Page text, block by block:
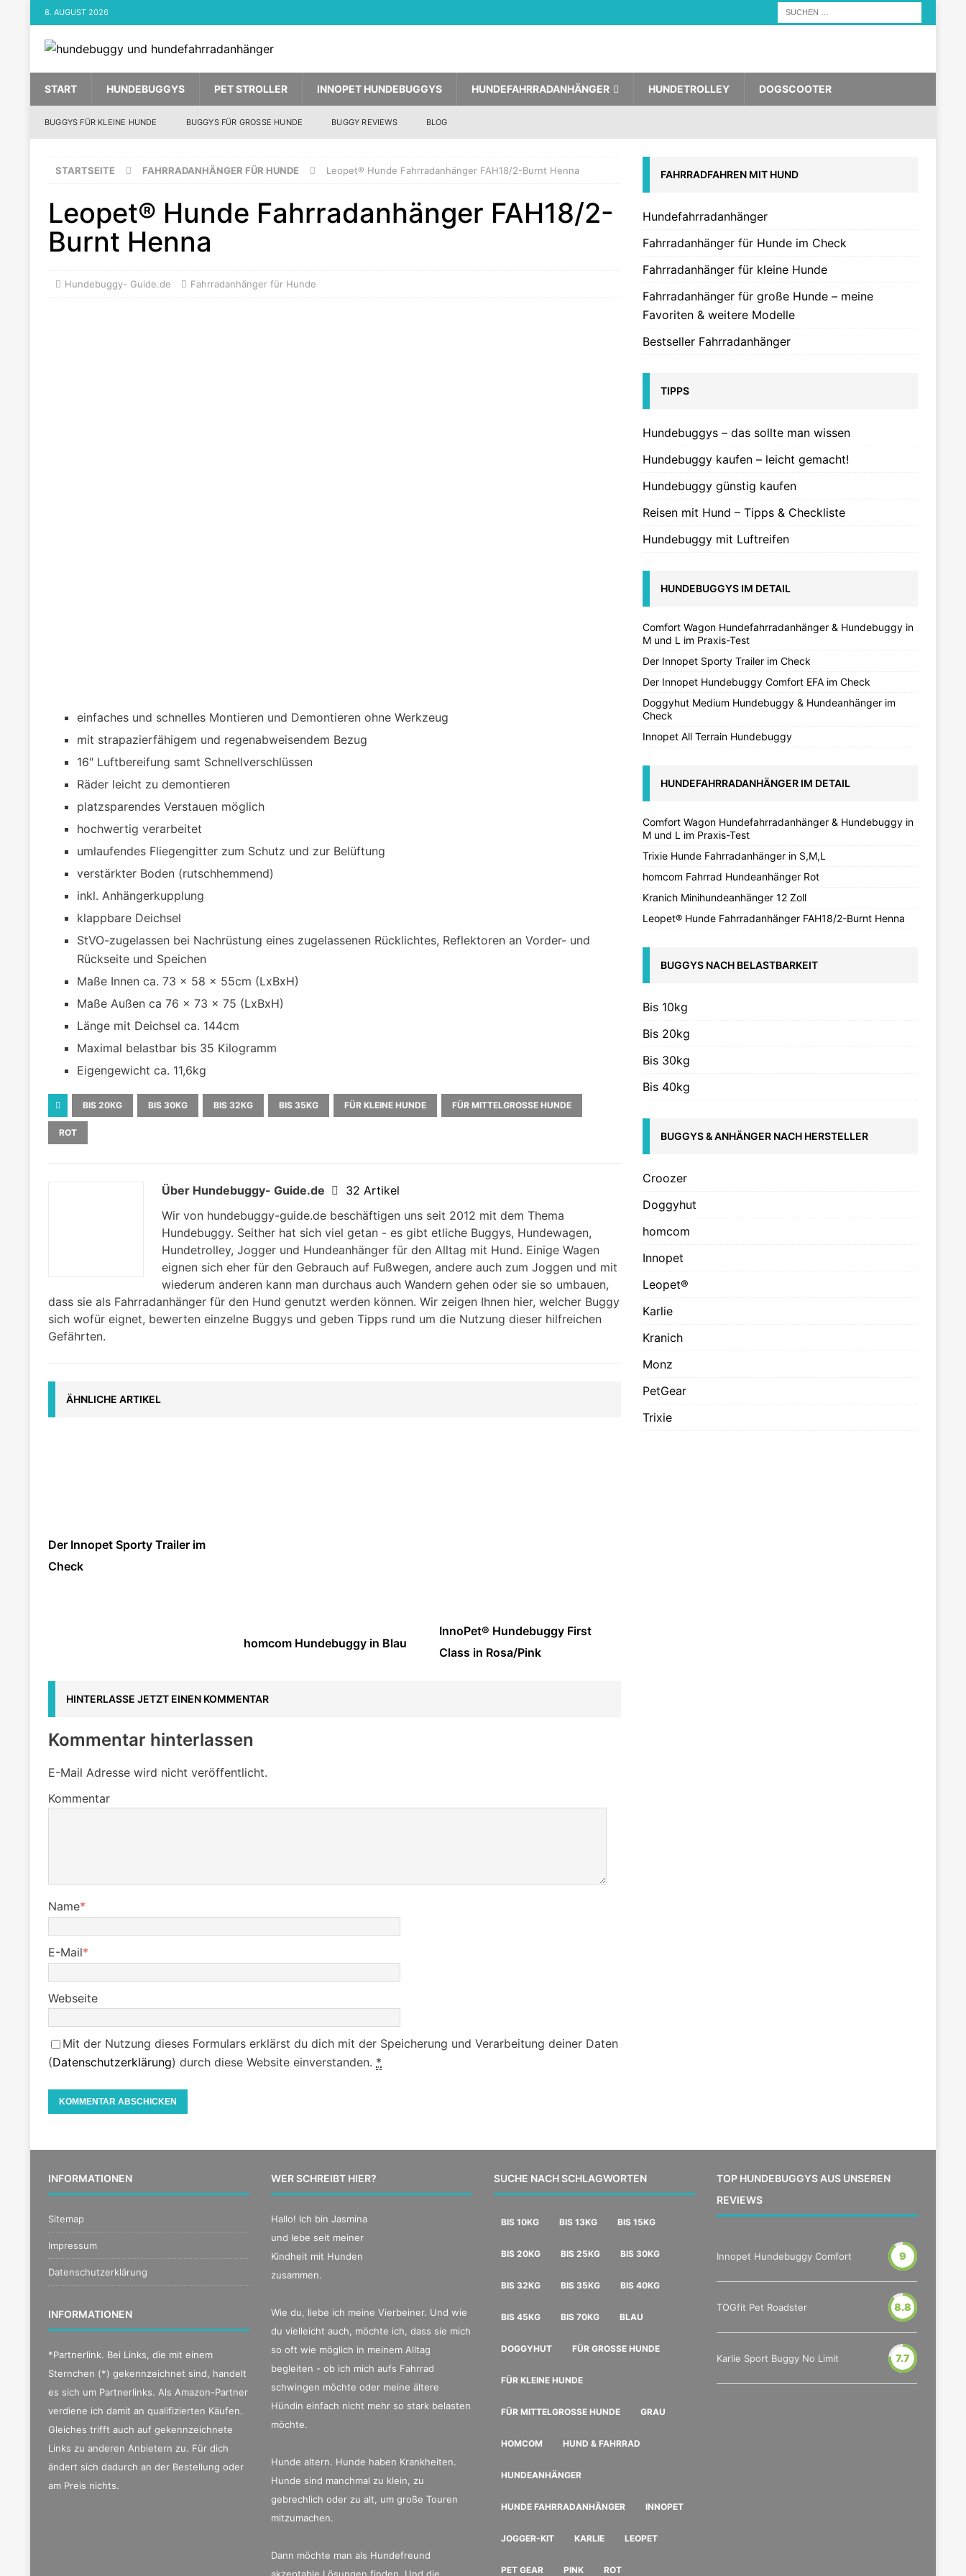
8. AUGUST 2026
START HUNDEBUGGYS PET STROLLER INNOPET HUNDEBUGGYS HUNDEFAHRRADANHÄNGER HUNDETROLLEY DOGSCOOTER
BUGGYS FÜR KLEINE HUNDE BUGGYS FÜR GROSSE HUNDE BUGGY REVIEWS BLOG
STARTSEITE FAHRRADANHÄNGER FÜR HUNDE Leopet® Hunde Fahrradanhänger FAH18/2-Burnt Henna
Leopet® Hunde Fahrradanhänger FAH18/2-
Burnt Henna
Hundebuggy- Guide.de Fahrradanhänger für Hunde
einfaches und schnelles Montieren und Demontieren ohne Werkzeug
mit strapazierfähigem und regenabweisendem Bezug
16″ Luftbereifung samt Schnellverschlüssen
Räder leicht zu demontieren
platzsparendes Verstauen möglich
hochwertig verarbeitet
umlaufendes Fliegengitter zum Schutz und zur Belüftung
verstärkter Boden (rutschhemmend)
inkl. Anhängerkupplung
klappbare Deichsel
StVO-zugelassen bei Nachrüstung eines zugelassenen Rücklichtes, Reflektoren an Vorder- und
Rückseite und Speichen
Maße Innen ca. 73 x 58 x 55cm (LxBxH)
Maße Außen ca 76 x 73 x 75 (LxBxH)
Länge mit Deichsel ca. 144cm
Maximal belastbar bis 35 Kilogramm
Eigengewicht ca. 11,6kg
BIS 20KG BIS 30KG BIS 32KG BIS 35KG FÜR KLEINE HUNDE FÜR MITTELGROSSE HUNDE
ROT
Über Hundebuggy- Guide.de
32 Artikel
Wir von hundebuggy-guide.de beschäftigen uns seit 2012 mit dem Thema
Hundebuggy. Seither hat sich viel getan - es gibt etliche Buggys, Hundewagen,
Hundetrolley, Jogger und Hundeanhänger für den Alltag mit Hund. Einige Wagen
eignen sich eher für den Gebrauch auf Fußwegen, andere auch zum Joggen und mit
wiederum anderen kann man durchaus auch Wandern gehen oder sie so umbauen,
dass sie als Fahrradanhänger für den Hund genutzt werden können. Wir zeigen Ihnen hier, welcher Buggy
sich wofür eignet, bewerten einzelne Buggys und geben Tipps rund um die Nutzung dieser hilfreichen
Gefährten.
ÄHNLICHE ARTIKEL
Der Innopet Sporty Trailer im
Check
homcom Hundebuggy in Blau
InnoPet® Hundebuggy First
Class in Rosa/Pink
HINTERLASSE JETZT EINEN KOMMENTAR
Kommentar hinterlassen
E-Mail Adresse wird nicht veröffentlicht.
Kommentar
Name*
E-Mail*
Webseite
Mit der Nutzung dieses Formulars erklärst du dich mit der Speicherung und Verarbeitung deiner Daten
(Datenschutzerklärung) durch diese Website einverstanden. *
FAHRRADFAHREN MIT HUND
Hundefahrradanhänger
Fahrradanhänger für Hunde im Check
Fahrradanhänger für kleine Hunde
Fahrradanhänger für große Hunde – meine
Favoriten & weitere Modelle
Bestseller Fahrradanhänger
TIPPS
Hundebuggys – das sollte man wissen
Hundebuggy kaufen – leicht gemacht!
Hundebuggy günstig kaufen
Reisen mit Hund – Tipps & Checkliste
Hundebuggy mit Luftreifen
HUNDEBUGGYS IM DETAIL
Comfort Wagon Hundefahrradanhänger & Hundebuggy in
M und L im Praxis-Test
Der Innopet Sporty Trailer im Check
Der Innopet Hundebuggy Comfort EFA im Check
Doggyhut Medium Hundebuggy & Hundeanhänger im
Check
Innopet All Terrain Hundebuggy
HUNDEFAHRRADANHÄNGER IM DETAIL
Comfort Wagon Hundefahrradanhänger & Hundebuggy in
M und L im Praxis-Test
Trixie Hunde Fahrradanhänger in S,M,L
homcom Fahrrad Hundeanhänger Rot
Kranich Minihundeanhänger 12 Zoll
Leopet® Hunde Fahrradanhänger FAH18/2-Burnt Henna
BUGGYS NACH BELASTBARKEIT
Bis 10kg
Bis 20kg
Bis 30kg
Bis 40kg
BUGGYS & ANHÄNGER NACH HERSTELLER
Croozer
Doggyhut
homcom
Innopet
Leopet®
Karlie
Kranich
Monz
PetGear
Trixie
INFORMATIONEN
Sitemap
Impressum
Datenschutzerklärung
INFORMATIONEN
*Partnerlink. Bei Links, die mit einem
Sternchen (*) gekennzeichnet sind, handelt
es sich um Partnerlinks. Als Amazon-Partner
verdiene ich damit an qualifizierten Käufen.
Gleiches trifft auch auf gekennzeichnete
Links zu anderen Anbietern zu. Für dich
ändert sich dadurch an der Bestellung oder
am Preis nichts.
WER SCHREIBT HIER?
Hallo! Ich bin Jasmina
und lebe seit meiner
Kindheit mit Hunden
zusammen.
Wie du, liebe ich meine Vierbeiner. Und wie
du vielleicht auch, möchte ich, dass sie mich
so oft wie möglich in meinem Alltag
begleiten - ob ich mich aufs Fahrrad
schwingen möchte oder meine ältere
Hündin einfach nicht mehr so stark belasten
möchte.
Hunde altern. Hunde haben Krankheiten.
Hunde sind manchmal zu klein, zu
gebrechlich oder zu alt, um große Touren
mitzumachen.
Dann möchte man als Hundefreund
SUCHE NACH SCHLAGWORTEN
BIS 10KG BIS 13KG BIS 15KG
BIS 20KG BIS 25KG BIS 30KG
BIS 32KG BIS 35KG BIS 40KG
BIS 45KG BIS 70KG BLAU
DOGGYHUT FÜR GROSSE HUNDE
FÜR KLEINE HUNDE
FÜR MITTELGROSSE HUNDE GRAU
HOMCOM HUND & FAHRRAD
HUNDEANHÄNGER
HUNDE FAHRRADANHÄNGER INNOPET
JOGGER-KIT KARLIE LEOPET
PET GEAR PINK ROT
TOP HUNDEBUGGYS AUS UNSEREN
REVIEWS
Innopet Hundebuggy Comfort 9
TOGfit Pet Roadster 8.8
Karlie Sport Buggy No Limit 7.7